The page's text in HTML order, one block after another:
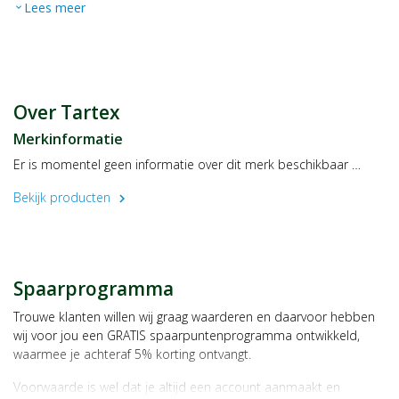
Zout
Fabrikant/distributeur
Allos Hof-Manufaktur GmbH
Postbus 10 75 27
28075 Bremen
expand_more Lees meer
Over Tartex
Merkinformatie
Er is momentel geen informatie over dit merk beschikbaar …
Bekijk producten
chevron_right
Spaarprogramma
Trouwe klanten willen wij graag waarderen en daarvoor hebben
wij voor jou een GRATIS spaarpuntenprogramma ontwikkeld,
waarmee je achteraf 5% korting ontvangt.
Voorwaarde is wel dat je altijd een account aanmaakt en